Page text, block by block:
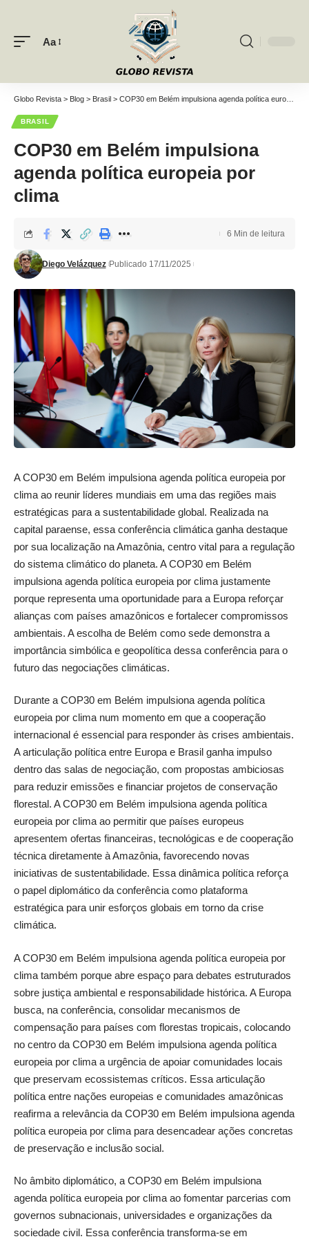
Font
Aa
Globo Revista > Blog > Brasil > COP30 em Belém impulsiona agenda política europeia por clima
BRASIL
COP30 em Belém impulsiona
agenda política europeia por
clima
Diego Velázquez Publicado 17/11/2025
6 Min de leitura
A COP30 em Belém impulsiona agenda política europeia por
clima ao reunir líderes mundiais em uma das regiões mais
estratégicas para a sustentabilidade global. Realizada na
capital paraense, essa conferência climática ganha destaque
por sua localização na Amazônia, centro vital para a regulação
do sistema climático do planeta. A COP30 em Belém
impulsiona agenda política europeia por clima justamente
porque representa uma oportunidade para a Europa reforçar
alianças com países amazônicos e fortalecer compromissos
ambientais. A escolha de Belém como sede demonstra a
importância simbólica e geopolítica dessa conferência para o
futuro das negociações climáticas.
Durante a COP30 em Belém impulsiona agenda política
europeia por clima num momento em que a cooperação
internacional é essencial para responder às crises ambientais.
A articulação política entre Europa e Brasil ganha impulso
dentro das salas de negociação, com propostas ambiciosas
para reduzir emissões e financiar projetos de conservação
florestal. A COP30 em Belém impulsiona agenda política
europeia por clima ao permitir que países europeus
apresentem ofertas financeiras, tecnológicas e de cooperação
técnica diretamente à Amazônia, favorecendo novas
iniciativas de sustentabilidade. Essa dinâmica política reforça
o papel diplomático da conferência como plataforma
estratégica para unir esforços globais em torno da crise
climática.
A COP30 em Belém impulsiona agenda política europeia por
clima também porque abre espaço para debates estruturados
sobre justiça ambiental e responsabilidade histórica. A Europa
busca, na conferência, consolidar mecanismos de
compensação para países com florestas tropicais, colocando
no centro da COP30 em Belém impulsiona agenda política
europeia por clima a urgência de apoiar comunidades locais
que preservam ecossistemas críticos. Essa articulação
política entre nações europeias e comunidades amazônicas
reafirma a relevância da COP30 em Belém impulsiona agenda
política europeia por clima para desencadear ações concretas
de preservação e inclusão social.
No âmbito diplomático, a COP30 em Belém impulsiona
agenda política europeia por clima ao fomentar parcerias com
governos subnacionais, universidades e organizações da
sociedade civil. Essa conferência transforma-se em